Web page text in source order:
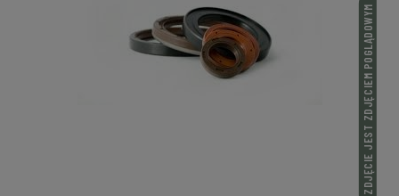
ZDJĘCIE JEST ZDJĘCIEM POGLĄDOWYM